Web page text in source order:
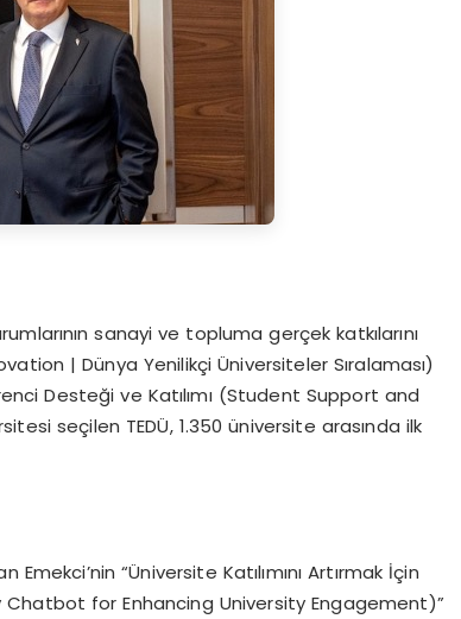
sanayi ve topluma gerçek katkılarını
| Dünya Yenilikçi Üniversiteler Sıralaması)
Desteği ve Katılımı (Student Support and
seçilen TEDÜ, 1.350 üniversite arasında ilk
“Üniversite Katılımını Artırmak İçin
for Enhancing University Engagement)”